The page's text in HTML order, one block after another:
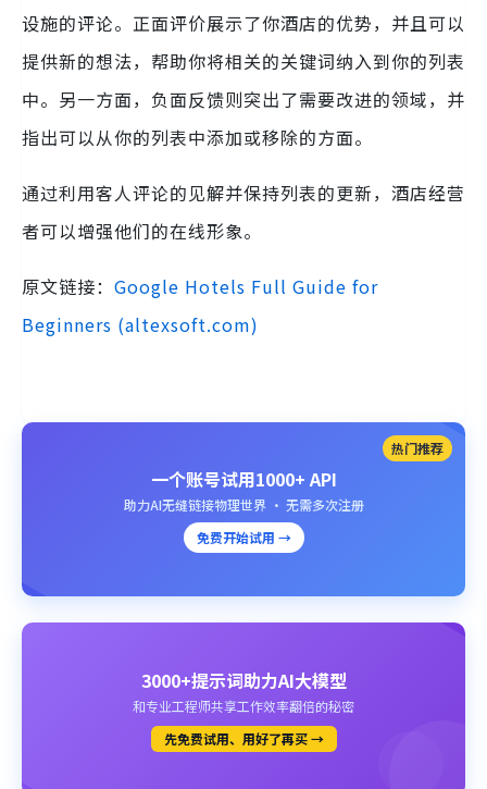
设施的评论。正面评价展示了你酒店的优势，并且可以
提供新的想法，帮助你将相关的关键词纳入到你的列表
中。另一方面，负面反馈则突出了需要改进的领域，并
指出可以从你的列表中添加或移除的方面。
通过利用客人评论的见解并保持列表的更新，酒店经营
者可以增强他们的在线形象。
原文链接： Google Hotels Full Guide for
Beginners (altexsoft.com)
热门推荐
一个账号试用1000+ API
助力AI无缝链接物理世界 · 无需多次注册
免费开始试用 →
3000+提示词助力AI大模型
和专业工程师共享工作效率翻倍的秘密
先免费试用、用好了再买 →